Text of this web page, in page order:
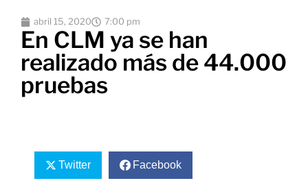
abril 15, 2020 7:00 pm
En CLM ya se han
realizado más de 44.000
pruebas
Twitter Facebook